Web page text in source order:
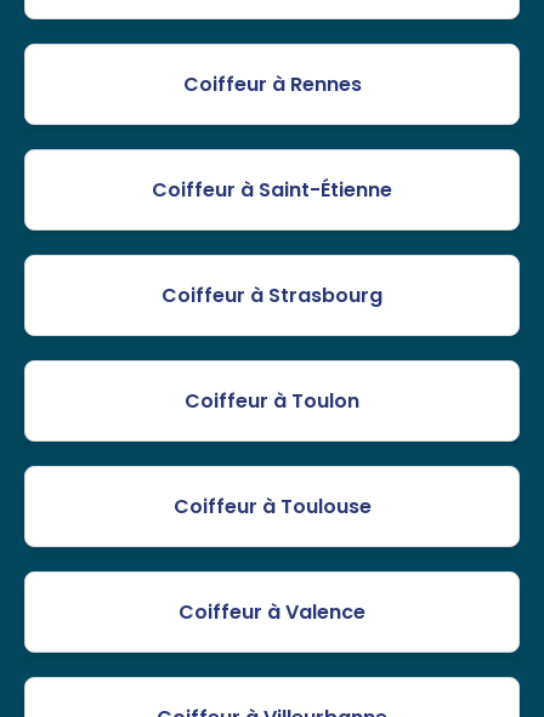
Coiffeur à Rennes
Coiffeur à Saint-Étienne
Coiffeur à Strasbourg
Coiffeur à Toulon
Coiffeur à Toulouse
Coiffeur à Valence